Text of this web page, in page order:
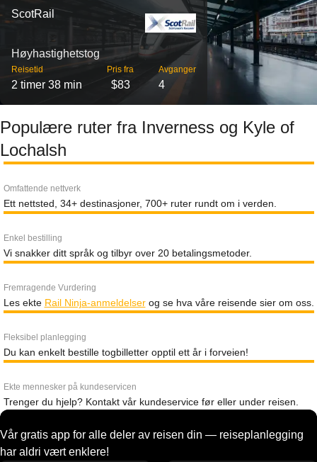
ScotRail
Høyhastighetstog
Reisetid
2 timer 38 min
Pris fra
$83
Avganger
4
Populære ruter fra Inverness og Kyle of
Lochalsh
Omfattende nettverk
Ett nettsted, 34+ destinasjoner, 700+ ruter rundt om i verden.
Enkel bestilling
Vi snakker ditt språk og tilbyr over 20 betalingsmetoder.
Fremragende Vurdering
Les ekte Rail Ninja-anmeldelserog se hva våre reisende sier om oss.
Fleksibel planlegging
Du kan enkelt bestille togbilletter opptil ett år i forveien!
Ekte mennesker på kundeservicen
Trenger du hjelp? Kontakt vår kundeservice før eller under reisen.
Vår gratis app for alle deler av reisen din — reiseplanlegging
har aldri vært enklere!